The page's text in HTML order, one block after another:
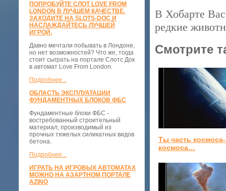
ПОПРОБУЙТЕ СЛОТ LOVE FROM
LONDON В ЛУЧШЕМ КАЧЕСТВЕ.
ЗАХОДИТЕ НА SLOTS-DOC И
НАСЛАЖДАЙТЕСЬ ЛУЧШЕЙ
ИГРОЙ.
Давно мечтали побывать в Лондоне,
но нет возможностей? Что же, тогда
стоит сыграть на портале Слотс Док
в автомат Love From London.
Подробнее...
ОБЛАСТЬ ЭКСПЛУАТАЦИИ
ФУНДАМЕНТНЫХ БЛОКОВ ФБС
Фундаментные блоки ФБС -
востребованный строительный
материал, производимый из
прочных тяжелых силикатных видов
бетона.
Подробнее...
ИГРАТЬ НА ИГРОВЫХ АВТОМАТАХ
МОЖНО НА АЗАРТНОМ ПОРТАЛЕ
AZINO
В Хобарте
редкие
Смотрите
Ты часть
космоса…